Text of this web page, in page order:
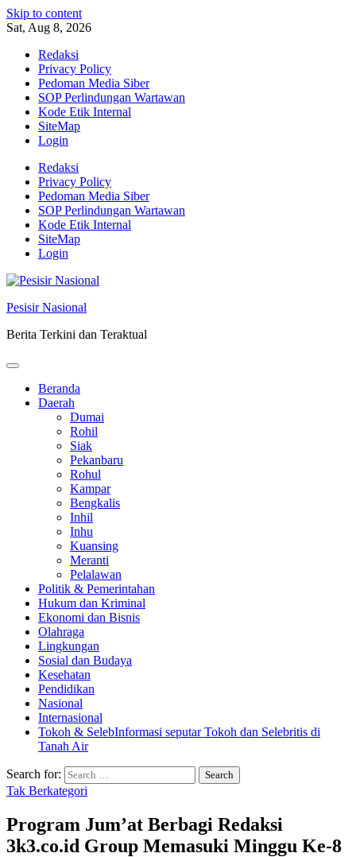
Skip to content
Sat, Aug 8, 2026
Redaksi
Privacy Policy
Pedoman Media Siber
SOP Perlindungan Wartawan
Kode Etik Internal
SiteMap
Login
Redaksi
Privacy Policy
Pedoman Media Siber
SOP Perlindungan Wartawan
Kode Etik Internal
SiteMap
Login
Pesisir Nasional
Berita Terkini dan Teraktual
Beranda
Daerah
Dumai
Rohil
Siak
Pekanbaru
Rohul
Kampar
Bengkalis
Inhil
Inhu
Kuansing
Meranti
Pelalawan
Politik & Pemerintahan
Hukum dan Kriminal
Ekonomi dan Bisnis
Olahraga
Lingkungan
Sosial dan Budaya
Kesehatan
Pendidikan
Nasional
Internasional
Tokoh & SelebInformasi seputar Tokoh dan Selebritis di
Tanah Air
Search for:
Tak Berkategori
Program Jum’at Berbagi Redaksi
3k3.co.id Group Memasuki Minggu Ke-8